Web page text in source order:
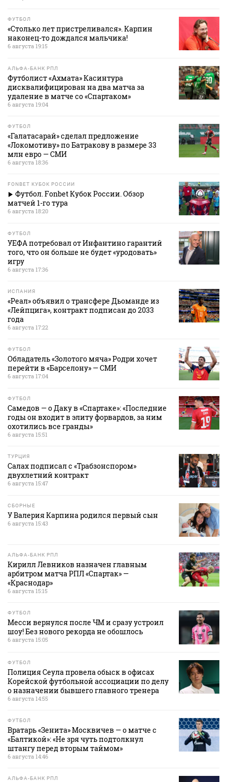
ФУТБОЛ
«Столько лет пристреливался». Карпин
наконец-то дождался мальчика!
6 августа 19:15
АЛЬФА-БАНК РПЛ
Футболист «Ахмата» Касинтура
дисквалифицирован на два матча за
удаление в матче со «Спартаком»
6 августа 19:04
ФУТБОЛ
«Галатасарай» сделал предложение
«Локомотиву» по Батракову в размере 33
млн евро — СМИ
6 августа 18:36
FONBET КУБОК РОССИИ
Футбол. Fonbet Кубок России. Обзор
матчей 1-го тура
6 августа 18:20
ФУТБОЛ
УЕФА потребовал от Инфантино гарантий
того, что он больше не будет «уродовать»
игру
6 августа 17:36
ИСПАНИЯ
«Реал» объявил о трансфере Дьоманде из
«Лейпцига», контракт подписан до 2033
года
6 августа 17:22
ФУТБОЛ
Обладатель «Золотого мяча» Родри хочет
перейти в «Барселону» — СМИ
6 августа 17:04
ФУТБОЛ
Самедов — о Даку в «Спартаке»: «Последние
годы он входит в элиту форвардов, за ним
охотились все гранды»
6 августа 15:51
ТУРЦИЯ
Салах подписал с «Трабзонспором»
двухлетний контракт
6 августа 15:47
СБОРНЫЕ
У Валерия Карпина родился первый сын
6 августа 15:43
АЛЬФА-БАНК РПЛ
Кирилл Левников назначен главным
арбитром матча РПЛ «Спартак» —
«Краснодар»
6 августа 15:15
ФУТБОЛ
Месси вернулся после ЧМ и сразу устроил
шоу! Без нового рекорда не обошлось
6 августа 15:05
ФУТБОЛ
Полиция Сеула провела обыск в офисах
Корейской футбольной ассоциации по делу
о назначении бывшего главного тренера
6 августа 14:55
ФУТБОЛ
Вратарь «Зенита» Москвичев — о матче с
«Балтикой»: «Не зря чуть подтолкнул
штангу перед вторым таймом»
6 августа 14:46
АЛЬФА-БАНК РПЛ